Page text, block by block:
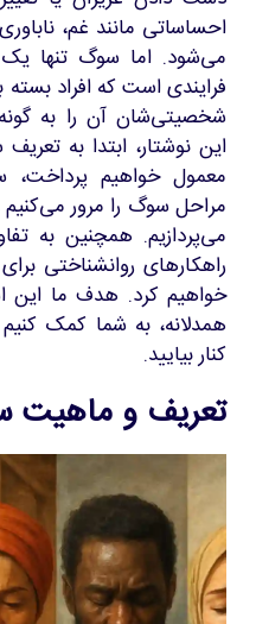
احساساتی مانند غم،
می‌شود. اما سوگ تنها
فرایندی است که افراد
شخصیتی‌شان آن را به
این نوشتار، ابتدا به
معمول خواهیم پرداخت،
مراحل سوگ را مرور
می‌پردازیم. همچنین به
راهکارهای روانشناختی
خواهیم کرد. هدف ما این
همدلانه، به شما کمک
کنار بیایید.
تعریف و